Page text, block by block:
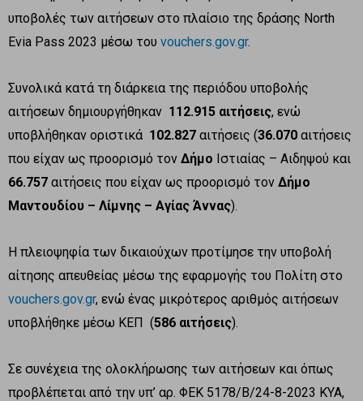
υποβολές των αιτήσεων στο πλαίσιο της δράσης North
Evia Pass 2023 μέσω του vouchers.gov.gr.
Συνολικά κατά τη διάρκεια της περιόδου υποβολής
αιτήσεων δημιουργήθηκαν 112.915 αιτήσεις, ενώ
υποβλήθηκαν οριστικά 102.827 αιτήσεις (36.070 αιτήσεις
που είχαν ως προορισμό τον Δήμο Ιστιαίας – Αιδηψού και
66.757 αιτήσεις που είχαν ως προορισμό τον Δήμο
Μαντουδίου – Λίμνης – Αγίας Άννας).
Η πλειοψηφία των δικαιούχων προτίμησε την υποβολή
αίτησης απευθείας μέσω της εφαρμογής του Πολίτη στο
vouchers.gov.gr, ενώ ένας μικρότερος αριθμός αιτήσεων
υποβλήθηκε μέσω ΚΕΠ (586 αιτήσεις).
Σε συνέχεια της ολοκλήρωσης των αιτήσεων και όπως
προβλέπεται από την υπ’ αρ. ΦΕΚ 5178/Β/24-8-2023 ΚΥΑ,